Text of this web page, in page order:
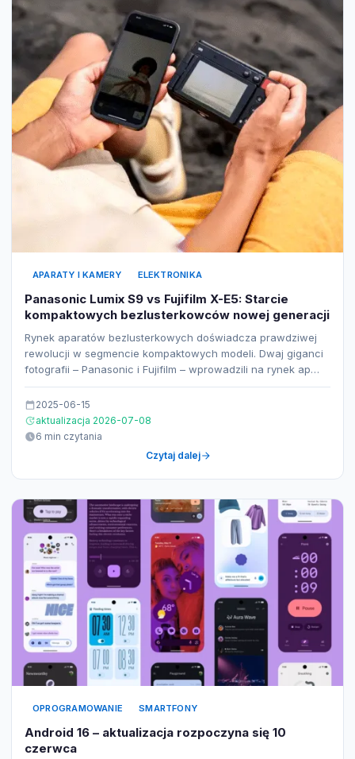
APARATY I KAMERY ELEKTRONIKA
Panasonic Lumix S9 vs Fujifilm X-E5: Starcie
kompaktowych bezlusterkowców nowej generacji
Rynek aparatów bezlusterkowych doświadcza prawdziwej
rewolucji w segmencie kompaktowych modeli. Dwaj giganci
fotografii – Panasonic i Fujifilm – wprowadzili na rynek ap…
2025-06-15
aktualizacja 2026-07-08
6 min czytania
Czytaj dalej
OPROGRAMOWANIE SMARTFONY
Android 16 – aktualizacja rozpoczyna się 10
czerwca